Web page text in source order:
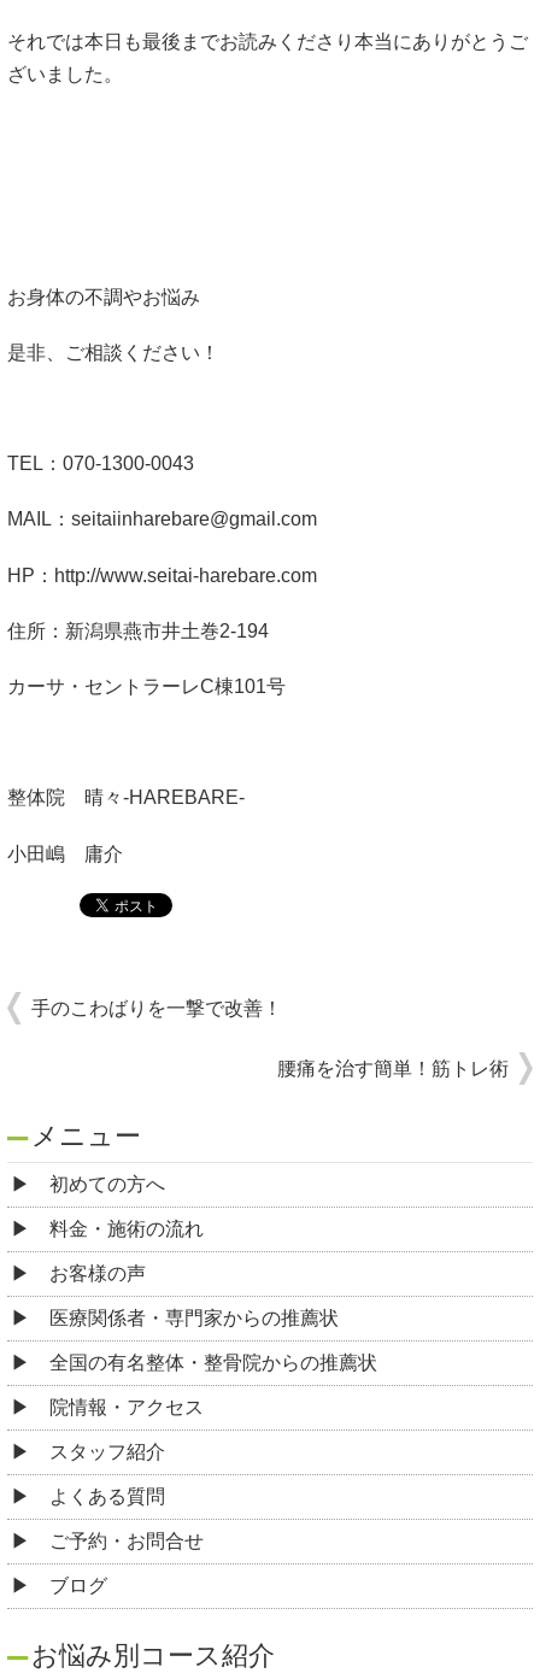
それでは本日も最後までお読みくださり本当にありがとうご
ざいました。
お身体の不調やお悩み
是非、ご相談ください！
TEL：070-1300-0043
MAIL： seitaiinharebare@gmail.com
HP：http://www.seitai-harebare.com
住所：新潟県燕市井土巻2-194
カーサ・セントラーレC棟101号
整体院 晴々-HAREBARE-
小田嶋 庸介
手のこわばりを一撃で改善！
腰痛を治す簡単！筋トレ術
メニュー
初めての方へ
料金・施術の流れ
お客様の声
医療関係者・専門家からの推薦状
全国の有名整体・整骨院からの推薦状
院情報・アクセス
スタッフ紹介
よくある質問
ご予約・お問合せ
ブログ
お悩み別コース紹介